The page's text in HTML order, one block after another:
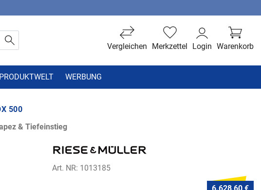
Warenkorb
Login
Merkzettel
Vergleichen
PRODUKTWELT WERBUNG
500
& Tiefeinstieg
Art. NR: 1013185
6.628,60 €